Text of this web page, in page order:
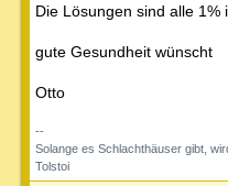
Die Lösungen sind alle 1%
gute Gesundheit wünscht
Otto
--
Solange es Schlachthäuser gibt,
Tolstoi